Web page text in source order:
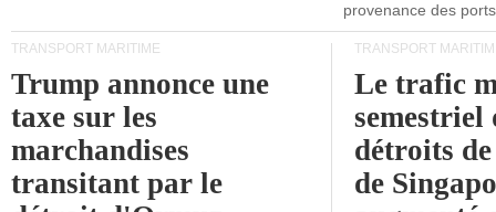
provenance des
TRANSPORT MARITIME
Trump annonce une
taxe sur les
marchandises
transitant par le
TRANSPORT
Le trafic
semestriel
détroits
de